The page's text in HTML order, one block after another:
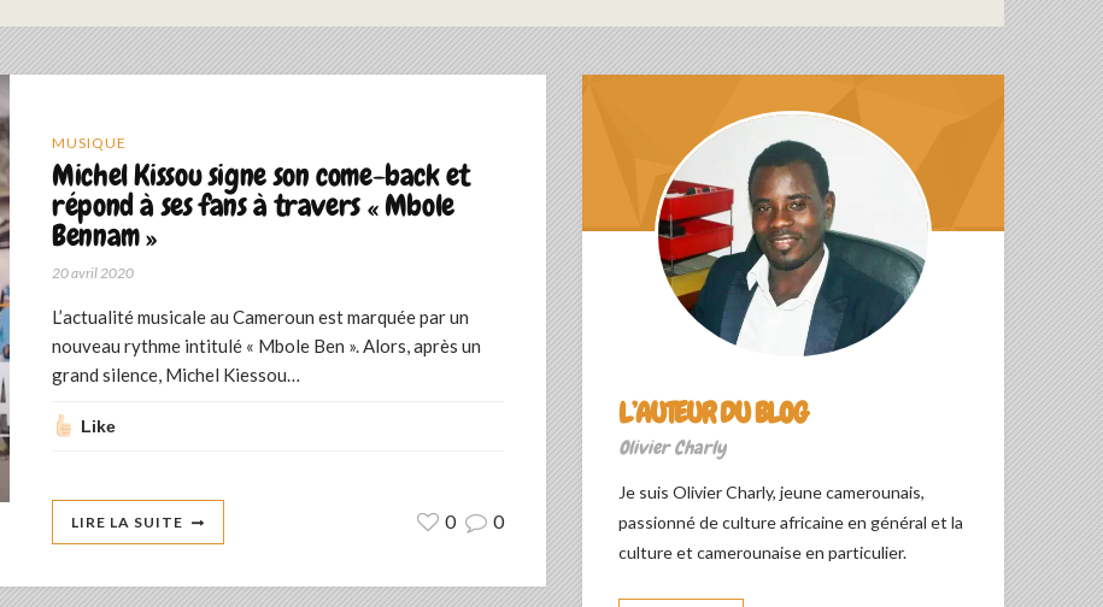
MUSIQUE
Michel Kissou signe son come-back et
répond à ses fans à travers « Mbole
Bennam »
20 avril 2020
L’actualité musicale au Cameroun est marquée par un
nouveau rythme intitulé « Mbole Ben ». Alors, après un
grand silence, Michel Kiessou…
Like
LIRE LA SUITE 0 0
L’AUTEUR DU BLOG
Olivier Charly
Je suis Olivier Charly, jeune camerounais,
passionné de culture africaine en général et la
culture et camerounaise en particulier.